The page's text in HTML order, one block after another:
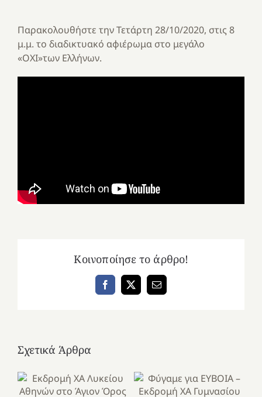
Παρακολουθήστε την Τετάρτη 28/10/2020, στις 8
μ.μ. το διαδικτυακό αφιέρωμα στο μεγάλο
«ΟΧΙ»των Ελλήνων.
Κοινοποίησε το άρθρο!
Facebook
X Email
Σχετικά Άρθρα